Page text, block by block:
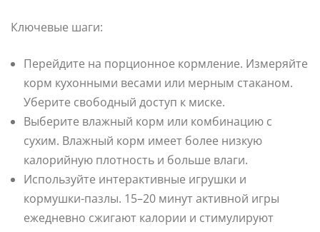
Ключевые шаги:
Перейдите на порционное кормление. Измеряйте
корм кухонными весами или мерным стаканом.
Уберите свободный доступ к миске.
Выберите влажный корм или комбинацию с
сухим. Влажный корм имеет более низкую
калорийную плотность и больше влаги.
Используйте интерактивные игрушки и
кормушки-пазлы. 15–20 минут активной игры
ежедневно сжигают калории и стимулируют